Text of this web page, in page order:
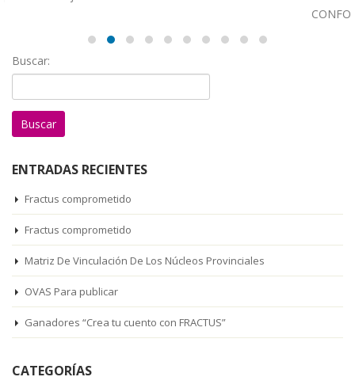
Buscar:
ENTRADAS RECIENTES
Fractus comprometido
Fractus comprometido
Matriz De Vinculación De Los Núcleos Provinciales
OVAS Para publicar
Ganadores “Crea tu cuento con FRACTUS”
CATEGORÍAS